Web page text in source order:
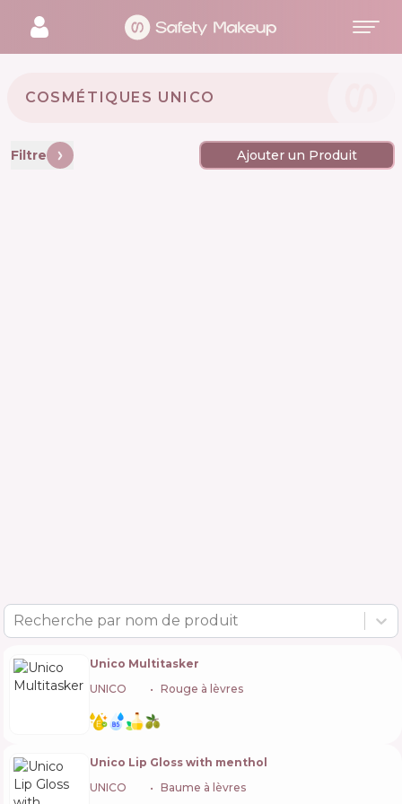
COSMÉTIQUES UNICO 🇺🇦
Filtre Ajouter un Produit
Recherche par nom de produit
Unico Multitasker
UNICO
Rouge à lèvres
Unico Lip Gloss with menthol
UNICO
Baume à lèvres